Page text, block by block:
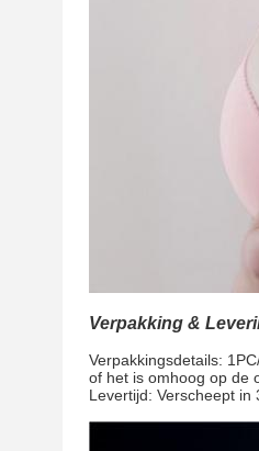
Verpakking &
Verpakkingsdetails:
of het is omhoog op de
Levertijd: Verscheept in